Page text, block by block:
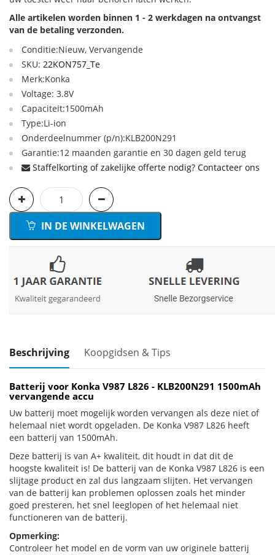
Alle artikelen worden binnen 1 - 2 werkdagen na ontvangst
van de betaling verzonden.
Conditie:Nieuw, Vervangende
SKU: 22KON757_Te
Merk:Konka
Voltage: 3.8V
Capaciteit:1500mAh
Type:Li-ion
Onderdeelnummer (p/n):KLB200N291
Garantie:12 maanden garantie en 30 dagen geld terug
Staffelkorting of zakelijke offerte nodig? Contacteer ons
IN DE WINKELWAGEN
Beschrijving Koopgidsen & Tips
Batterij voor Konka V987 L826 - KLB200N291 1500mAh
vervangende accu
Uw batterij moet mogelijk worden vervangen als deze niet of
helemaal niet wordt opgeladen. De Konka V987 L826 heeft
een batterij van 1500mAh.
Deze batterij is van A+ kwaliteit, dit houdt in dat dit de
hoogste kwaliteit is! De batterij van de Konka V987 L826 is een
slijtage product en zal dus langzaam slijten. Het vervangen
van de batterij kan problemen oplossen zoals het minder
goed presteren, het snel leeglopen of het helemaal niet
functioneren van de batterij.
Opmerking:
Controleer het model en de vorm van uw originele batterij